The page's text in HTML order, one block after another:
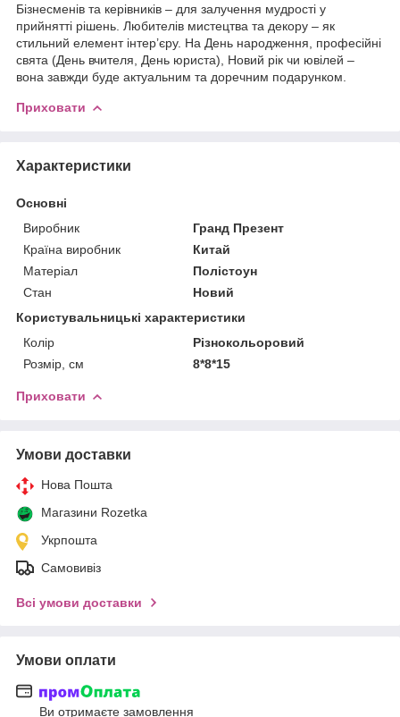
Бізнесменів та керівників – для залучення мудрості у
прийнятті рішень. Любителів мистецтва та декору – як
стильний елемент інтер’єру. На День народження, професійні
свята (День вчителя, День юриста), Новий рік чи ювілей –
вона завжди буде актуальним та доречним подарунком.
Приховати
Характеристики
Основні
Виробник
Гранд Презент
Країна виробник
Китай
Матеріал
Полістоун
Стан
Новий
Користувальницькі характеристики
Колір
Різнокольоровий
Розмір, см
8*8*15
Приховати
Умови доставки
Нова Пошта
Магазини Rozetka
Укрпошта
Самовивіз
Всі умови доставки
Умови оплати
Ви отримаєте замовлення